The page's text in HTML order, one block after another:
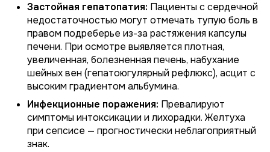
Застойная гепатопатия: Пациенты с сердечной
недостаточностью могут отмечать тупую боль в
правом подреберье из-за растяжения капсулы
печени. При осмотре выявляется плотная,
увеличенная, болезненная печень, набухание
шейных вен (гепатоюгулярный рефлюкс), асцит с
высоким градиентом альбумина.
Инфекционные поражения: Превалируют
симптомы интоксикации и лихорадки. Желтуха
при сепсисе — прогностически неблагоприятный
знак.